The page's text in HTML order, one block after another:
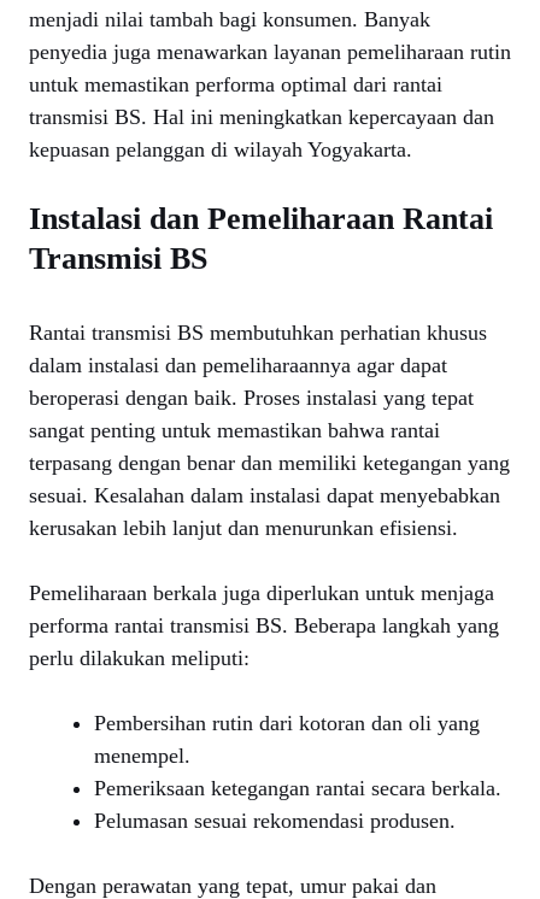
menjadi nilai tambah bagi konsumen. Banyak
penyedia juga menawarkan layanan pemeliharaan rutin
untuk memastikan performa optimal dari rantai
transmisi BS. Hal ini meningkatkan kepercayaan dan
kepuasan pelanggan di wilayah Yogyakarta.
Instalasi dan Pemeliharaan Rantai
Transmisi BS
Rantai transmisi BS membutuhkan perhatian khusus
dalam instalasi dan pemeliharaannya agar dapat
beroperasi dengan baik. Proses instalasi yang tepat
sangat penting untuk memastikan bahwa rantai
terpasang dengan benar dan memiliki ketegangan yang
sesuai. Kesalahan dalam instalasi dapat menyebabkan
kerusakan lebih lanjut dan menurunkan efisiensi.
Pemeliharaan berkala juga diperlukan untuk menjaga
performa rantai transmisi BS. Beberapa langkah yang
perlu dilakukan meliputi:
Pembersihan rutin dari kotoran dan oli yang
menempel.
Pemeriksaan ketegangan rantai secara berkala.
Pelumasan sesuai rekomendasi produsen.
Dengan perawatan yang tepat, umur pakai dan